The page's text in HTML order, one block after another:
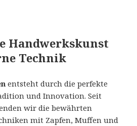
Handwerkskunst
Technik
entsteht durch die perfekte
und Innovation. Seit
wir die bewährten
mit Zapfen, Muffen und